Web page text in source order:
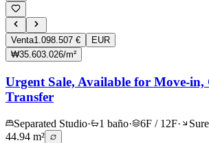
Venta1.098.507 €
EUR
₩35.603.026/m²
Urgent Sale, Available for Move-in,
Transfer
Separated Studio· 1 baño· 6F / 12F·
44.94 m²